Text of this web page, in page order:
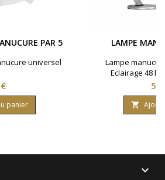
PAR 5
universel
panier
LAMPE
Lampe
Eclairage 48

